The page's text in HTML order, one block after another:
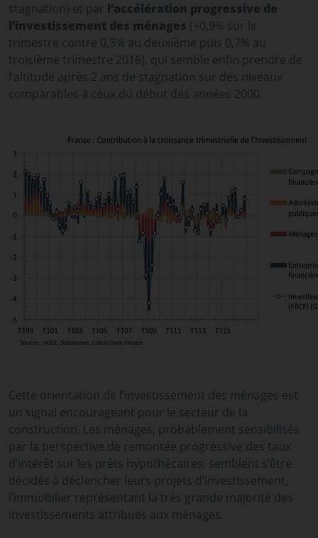
stagnation) et par l’accélération progressive de
l’investissement des ménages (+0,9% sur le
trimestre contre 0,3% au deuxième puis 0,7% au
troisième trimestre 2016), qui semble enfin prendre de
l’altitude après 2 ans de stagnation sur des niveaux
comparables à ceux du début des années 2000.
Cette orientation de l’investissement des ménages est
un signal encourageant pour le secteur de la
construction. Les ménages, probablement sensibilisés
par la perspective de remontée progressive des taux
d’intérêt sur les prêts hypothécaires, semblent s’être
décidés à déclencher leurs projets d’investissement,
l’immobilier représentant la très grande majorité des
investissements attribués aux ménages.